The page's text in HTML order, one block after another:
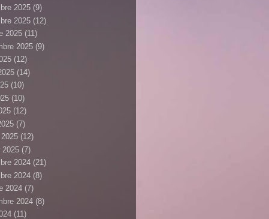
2025 (9)
2025 (12)
2025 (11)
2025 (9)
(12)
(14)
(10)
(10)
(12)
(7)
(12)
2025 (7)
2024 (21)
2024 (8)
2024 (7)
2024 (8)
(11)